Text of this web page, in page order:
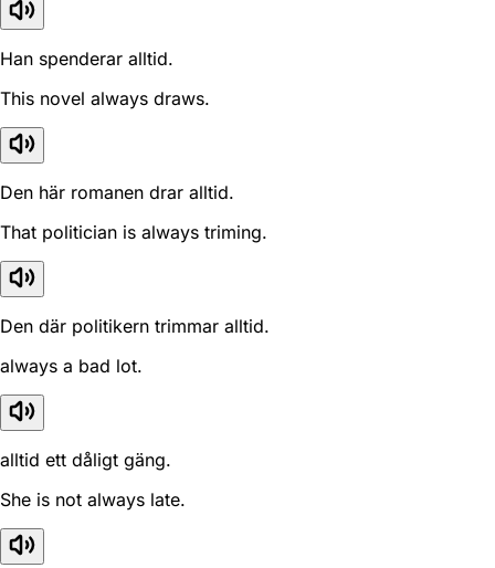
Han spenderar alltid.
This novel always draws.
Den här romanen drar alltid.
That politician is always triming.
Den där politikern trimmar alltid.
always a bad lot.
alltid ett dåligt gäng.
She is not always late.